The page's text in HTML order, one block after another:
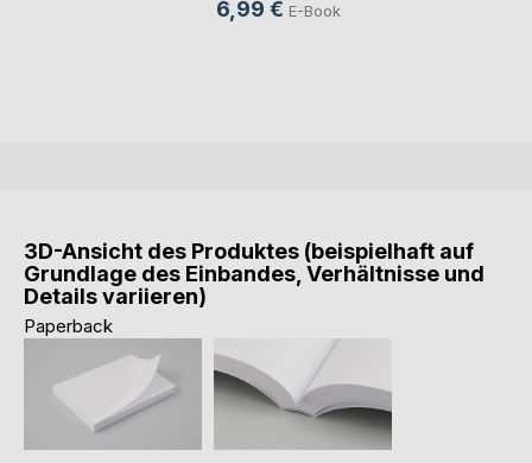
6,99 € E-Book
3D-Ansicht des Produktes (beispielhaft auf
Grundlage des Einbandes, Verhältnisse und
Details variieren)
Paperback